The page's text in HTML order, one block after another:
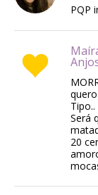
PQP
Será
20